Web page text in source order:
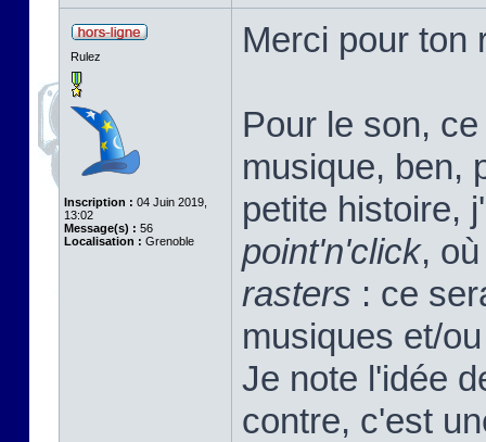
Rulez
Inscription : 04 Juin 2019,
13:02
Message(s) : 56
Localisation : Grenoble
Merci pour ton
Pour le son,
musique, ben,
petite histoire,
point'n'click,
rasters : ce
musiques et/
Je note l'idée
contre, c'est